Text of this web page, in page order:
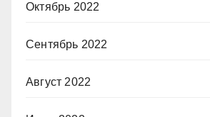
Октябрь 2022
Сентябрь 2022
Август 2022